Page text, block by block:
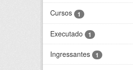
Cursos 1
Executado 1
Ingressantes 1